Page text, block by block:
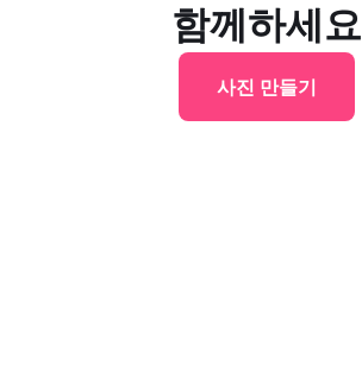
함께하세요
사진 만들기